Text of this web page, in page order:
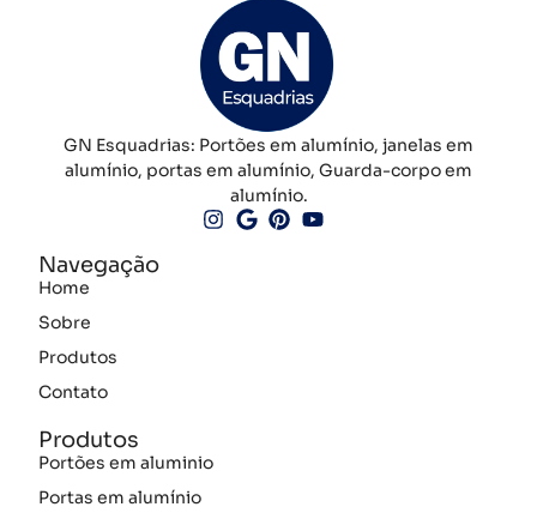
GN Esquadrias: Portões em alumínio, janelas em
alumínio, portas em alumínio, Guarda-corpo em
alumínio.
Navegação
Home
Sobre
Produtos
Contato
Produtos
Portões em aluminio
Portas em alumínio